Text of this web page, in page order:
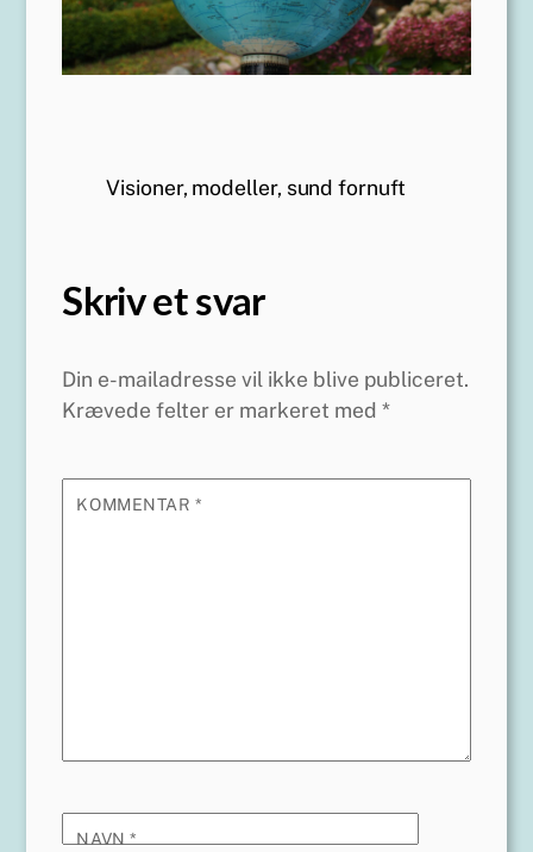
Visioner, modeller, sund fornuft
Skriv et svar
Din e-mailadresse vil ikke blive publiceret.
Krævede felter er markeret med*
KOMMENTAR*
NAVN*